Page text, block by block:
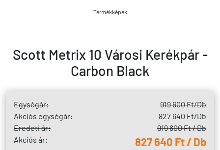
Termékképek
Scott Metrix 10 Városi Kerékpár -
Carbon Black
Egységár: 919 600 Ft/Db
Akciós egységár:
827 640 Ft/Db
Eredeti ár:
919 600 Ft / Db
Akciós ár:
827 640 Ft / Db